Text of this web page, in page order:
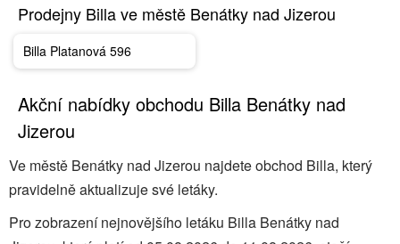
Prodejny Billa ve městě Benátky nad Jizerou
Billa Platanová 596
Akční nabídky obchodu Billa Benátky nad
Jizerou
Ve městě Benátky nad Jizerou najdete obchod Billa, který
pravidelně aktualizuje své letáky.
Pro zobrazení nejnovějšího letáku Billa Benátky nad